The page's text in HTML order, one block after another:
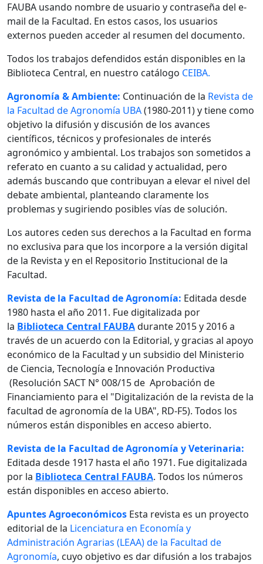
FAUBA usando nombre de usuario y contraseña del e-
mail de la Facultad. En estos casos, los usuarios
externos pueden acceder al resumen del documento.
Todos los trabajos defendidos están disponibles en la
Biblioteca Central, en nuestro catálogo CEIBA.
Agronomía & Ambiente: Continuación de la Revista de
la Facultad de Agronomía UBA(1980-2011) y tiene como
objetivo la difusión y discusión de los avances
científicos, técnicos y profesionales de interés
agronómico y ambiental. Los trabajos son sometidos a
referato en cuanto a su calidad y actualidad, pero
además buscando que contribuyan a elevar el nivel del
debate ambiental, planteando claramente los
problemas y sugiriendo posibles vías de solución.
Los autores ceden sus derechos a la Facultad en forma
no exclusiva para que los incorpore a la versión digital
de la Revista y en el Repositorio Institucional de la
Facultad.
Revista de la Facultad de Agronomía: Editada desde
1980 hasta el año 2011. Fue digitalizada por
la Biblioteca Central FAUBAdurante 2015 y 2016 a
través de un acuerdo con la Editorial, y gracias al apoyo
económico de la Facultad y un subsidio del Ministerio
de Ciencia, Tecnología e Innovación Productiva
(Resolución SACT N° 008/15 de Aprobación de
Financiamiento para el "Digitalización de la revista de la
facultad de agronomía de la UBA", RD-F5). Todos los
números están disponibles en acceso abierto.
Revista de la Facultad de Agronomía y Veterinaria:
Editada desde 1917 hasta el año 1971. Fue digitalizada
por la Biblioteca Central FAUBA. Todos los números
están disponibles en acceso abierto.
Apuntes Agroeconómicos Esta revista es un proyecto
editorial de la Licenciatura en Economía y
Administración Agrarias (LEAA) de la Facultad de
Agronomía, cuyo objetivo es dar difusión a los trabajos